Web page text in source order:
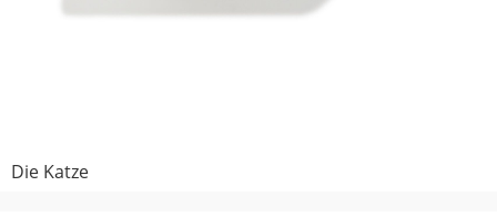
Die Katze